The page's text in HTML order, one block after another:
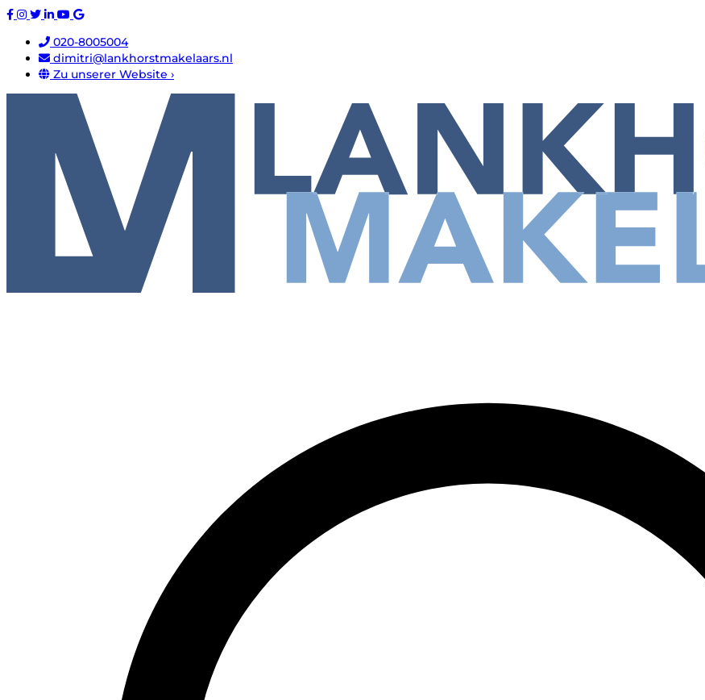
020-8005004
dimitri@lankhorstmakelaars.nl
Zu unserer Website ›